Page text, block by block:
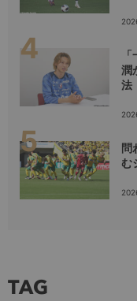
潤
法
問
む
TAG